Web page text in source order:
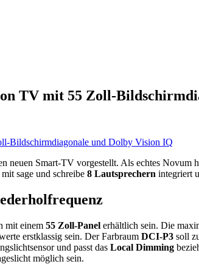
TV mit 55 Zoll-
neuen Smart-TV vorgestellt. Als echtes Novum
mit sage und schreibe 8 Lautsprechern integriert
mit einem 55 Zoll-Panel erhältlich sein. Die
erstklassig sein. Der Farbraum DCI-P3 soll
und passt das Local Dimming
möglich sein.